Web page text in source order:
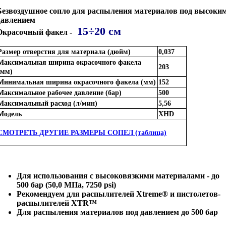
сопло для распыления материалов под
факел -
15÷20 см
отверстия для материала (дюйм)
0,037
ширина окрасочного факела
203
ширина окрасочного факела (мм) 152
рабочее давление (бар)
500
расход (л/мин)
5,56
XHD
ДРУГИЕ РАЗМЕРЫ СОПЕЛ (таблица)
Для использования с высоковязкими материалами - до
500 бар (50,0 МПа, 7250 psi)
Рекомендуем для распылителей Xtreme® и пистолетов-
распылителей XTR™
Для распыления материалов под давлением до 500 бар